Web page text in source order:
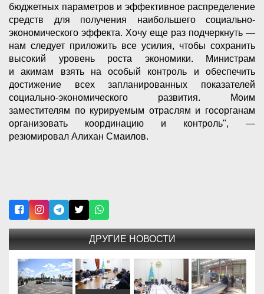
бюджетных параметров и эффективное распределение
средств для получения наибольшего социально-
экономического эффекта. Хочу еще раз подчеркнуть —
нам следует приложить все усилия, чтобы сохранить
высокий уровень роста экономики. Министрам
и акимам взять на особый контроль и обеспечить
достижение всех запланированных показателей
социально-экономического развития. Моим
заместителям по курируемым отраслям и госорганам
организовать координацию и контроль", —
резюмировал Алихан Смаилов.
ДРУГИЕ НОВОСТИ